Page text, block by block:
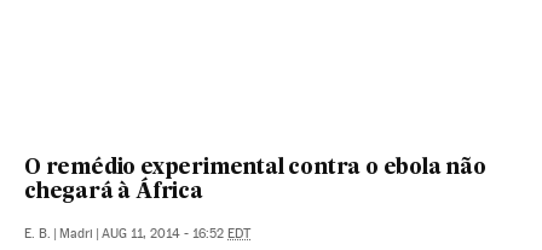
O remédio experimental contra o ebola não
chegará à África
E. B. | Madri | AUG 11, 2014 - 16:52 EDT